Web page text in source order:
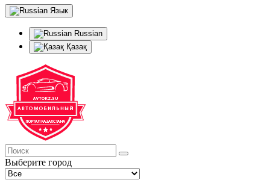
Язык
Russian
Қазақ
Выберите город